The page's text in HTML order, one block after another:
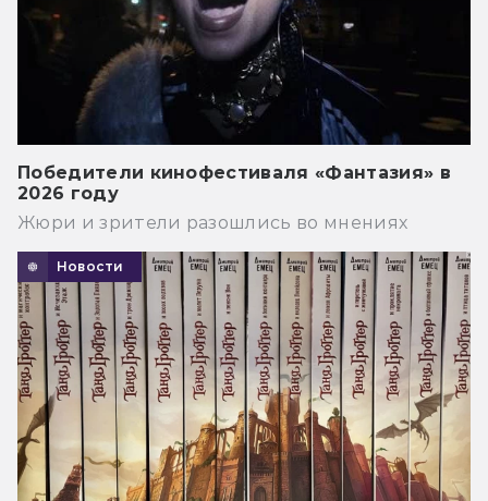
Победители кинофестиваля «Фантазия» в
2026 году
Жюри и зрители разошлись во мнениях
Новости